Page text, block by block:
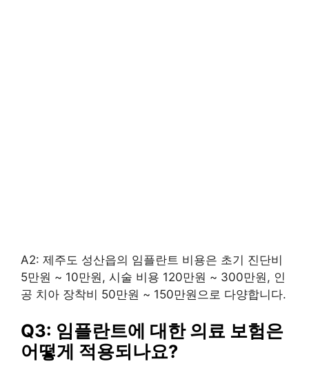
A2: 제주도 성산읍의 임플란트 비용은 초기 진단비
5만원 ~ 10만원, 시술 비용 120만원 ~ 300만원, 인
공 치아 장착비 50만원 ~ 150만원으로 다양합니다.
Q3: 임플란트에 대한 의료 보험은
어떻게 적용되나요?